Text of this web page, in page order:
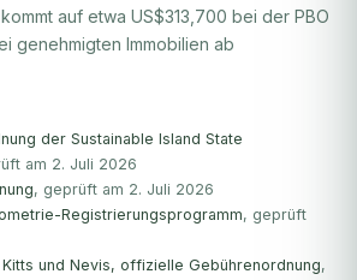
auf etwa US$313,700 bei der PBO
genehmigten Immobilien ab
der Sustainable Island State
am 2. Juli 2026
, geprüft am 2. Juli 2026
Registrierungsprogramm, geprüft
und Nevis, offizielle Gebührenordnung,